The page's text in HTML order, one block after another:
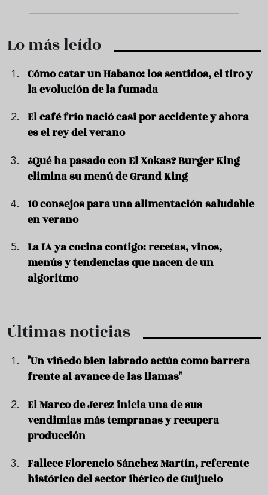
Lo más leído
Cómo catar un Habano: los sentidos, el tiro y
la evolución de la fumada
El café frío nació casi por accidente y ahora
es el rey del verano
¿Qué ha pasado con El Xokas? Burger King
elimina su menú de Grand King
10 consejos para una alimentación saludable
en verano
La IA ya cocina contigo: recetas, vinos,
menús y tendencias que nacen de un
algoritmo
Últimas noticias
"Un viñedo bien labrado actúa como barrera
frente al avance de las llamas"
El Marco de Jerez inicia una de sus
vendimias más tempranas y recupera
producción
Fallece Florencio Sánchez Martín, referente
histórico del sector ibérico de Guijuelo